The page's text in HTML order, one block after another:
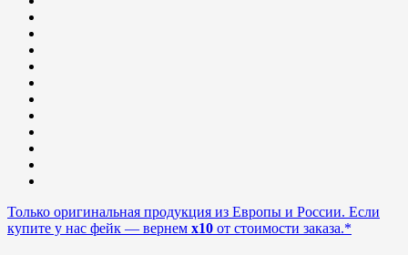
Только оригинальная продукция из Европы и России. Если
купите у нас фейк — вернем x10 от стоимости заказа.*